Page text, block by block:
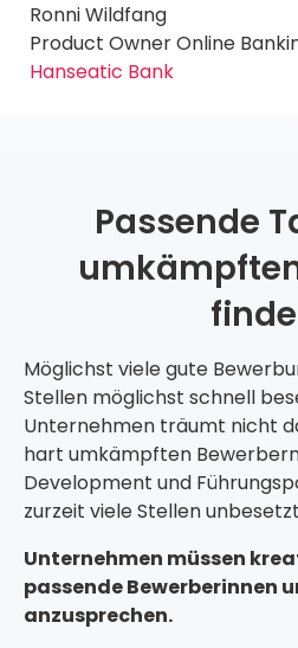
Ronni Wildfang
Product Owner Online
Hanseatic Bank
Passende
Möglichst viele gute
Stellen möglichst schnell
Unternehmen träumt nicht
hart umkämpften
Development und
zurzeit viele Stellen
Unternehmen müssen
passende Bewerberinnen
anzusprechen.